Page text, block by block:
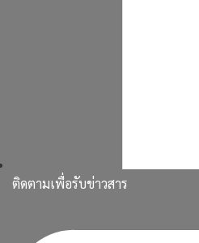
ติดตามเพื่อรับข่าวสาร